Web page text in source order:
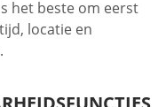
het beste om eerst
locatie en